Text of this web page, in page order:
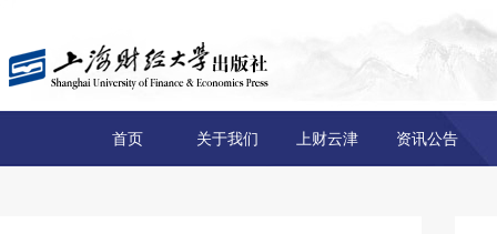
首页 关于我们 上财云津 资讯公告